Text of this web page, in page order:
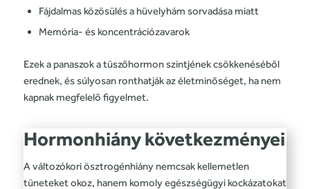
Fájdalmas közösülés a hüvelyhám sorvadása miatt
Memória- és koncentrációzavarok
Ezek a panaszok a tüszőhormon szintjének csökkenéséből
erednek, és súlyosan ronthatják az életminőséget, ha nem
kapnak megfelelő figyelmet.
Hormonhiány következményei
A változókori ösztrogénhiány nemcsak kellemetlen
tüneteket okoz, hanem komoly egészségügyi kockázatokat